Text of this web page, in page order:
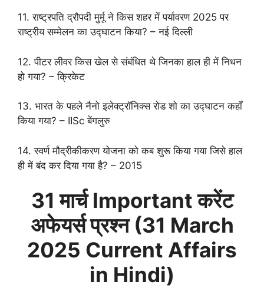
11. राष्ट्रपति द्रौपदी मुर्मू ने किस शहर में पर्यावरण 2025 पर
राष्ट्रीय सम्मेलन का उद्घाटन किया? – नई दिल्ली
12. पीटर लीवर किस खेल से संबंधित थे जिनका हाल ही में निधन
हो गया? – क्रिकेट
13. भारत के पहले नैनो इलेक्ट्रॉनिक्स रोड शो का उद्घाटन कहाँ
किया गया? – IISc बेंगलुरु
14. स्वर्ण मौद्रीकीकरण योजना को कब शुरू किया गया जिसे हाल
ही में बंद कर दिया गया है? – 2015
31 मार्चImportant करेंट
अफेयर्स प्रश्न (31 March
2025 Current Affairs
in Hindi)